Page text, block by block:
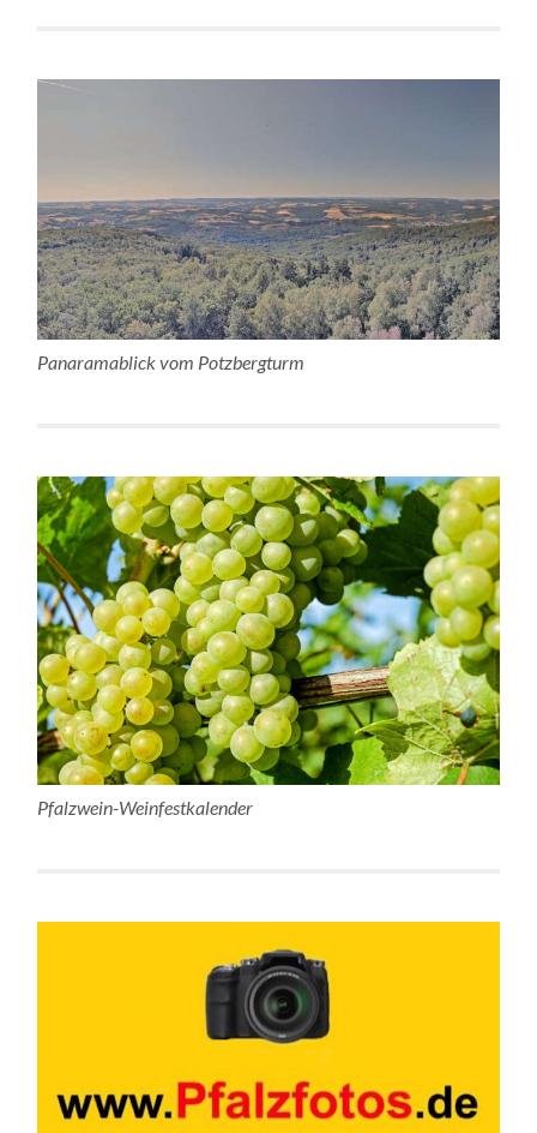
Panaramablick vom Potzbergturm
Pfalzwein-Weinfestkalender